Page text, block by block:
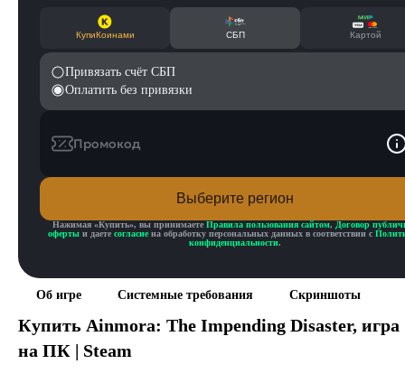
Об игре Системные требования Скриншоты
Купить Ainmora: The Impending Disaster, игра
на ПК | Steam
КупиКоинами СБП Картой
Привязать счёт СБП
Оплатить без привязки
Промокод
Выберите регион
Нажимая «Купить», вы принимаете Правила пользования сайтом, Договор
оферты и даете согласие на обработку персональных данных в соответствии с
конфиденциальности.